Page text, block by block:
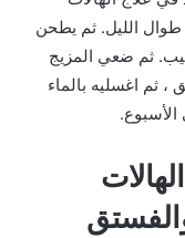
طوال الليل. ثم يطحن
ثم ضعي المزيج
السوداء ، واتركيه لمدة 10 دقائق ، ثم اغسليه بالماء